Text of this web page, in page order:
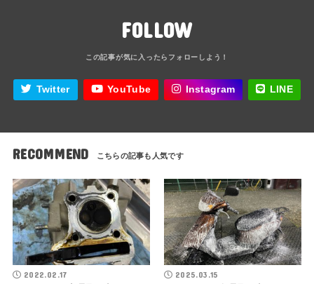
FOLLOW
Twitter YouTube Instagram LINE
RECOMMEND
2022.02.17 2025.03.15